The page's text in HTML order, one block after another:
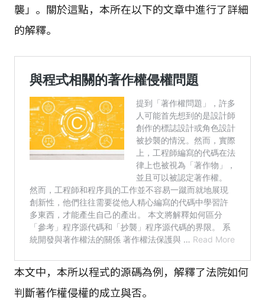
襲」。關於這點，本所在以下的文章中進行了詳細
的解釋。
本文中，本所以程式的源碼為例，解釋了法院如何
判斷著作權侵權的成立與否。